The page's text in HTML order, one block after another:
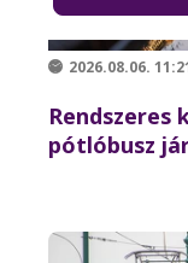
2026.08.06.
pótlóbusz